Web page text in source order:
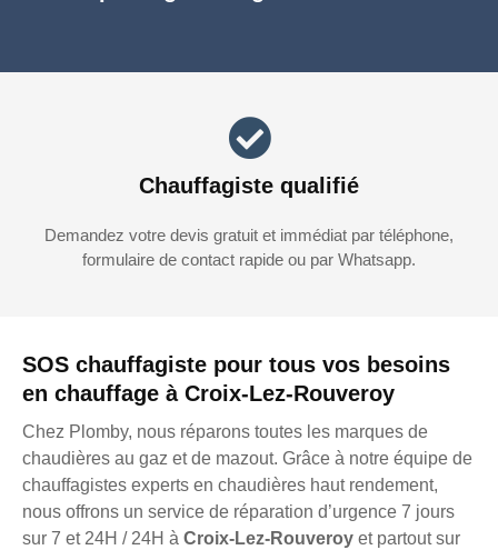
SOS chauffagiste pour tous vos besoins
en chauffage à Croix-Lez-Rouveroy
Chez Plomby, nous réparons toutes les marques de
chaudières au gaz et de mazout. Grâce à notre équipe de
chauffagistes experts en chaudières haut rendement,
nous offrons un service de réparation d’urgence 7 jours
sur 7 et 24H / 24H à Croix-Lez-Rouveroy et partout sur
Chauffagiste qualifié
Demandez votre devis gratuit et immédiat par téléphone,
formulaire de contact rapide ou par Whatsapp.